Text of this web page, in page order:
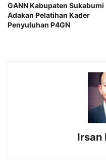
GANN Kabupaten Sukabumi
Adakan Pelatihan Kader
Penyuluhan P4GN
Irsan